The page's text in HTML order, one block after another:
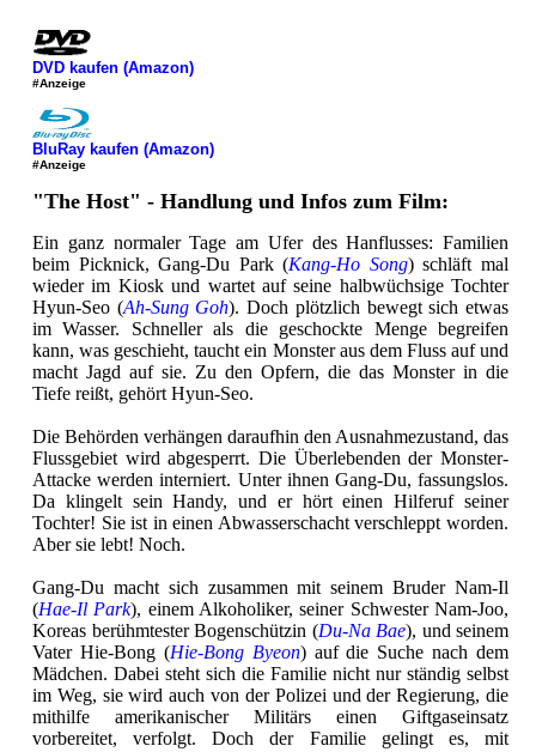
DVD kaufen (Amazon)
#Anzeige
BluRay kaufen (Amazon)
#Anzeige
"The Host" - Handlung und Infos zum Film:
Ein ganz normaler Tage am Ufer des Hanflusses: Familien
beim Picknick, Gang-Du Park (Kang-Ho Song) schläft mal
wieder im Kiosk und wartet auf seine halbwüchsige Tochter
Hyun-Seo (Ah-Sung Goh). Doch plötzlich bewegt sich etwas
im Wasser. Schneller als die geschockte Menge begreifen
kann, was geschieht, taucht ein Monster aus dem Fluss auf und
macht Jagd auf sie. Zu den Opfern, die das Monster in die
Tiefe reißt, gehört Hyun-Seo.
Die Behörden verhängen daraufhin den Ausnahmezustand, das
Flussgebiet wird abgesperrt. Die Überlebenden der Monster-
Attacke werden interniert. Unter ihnen Gang-Du, fassungslos.
Da klingelt sein Handy, und er hört einen Hilferuf seiner
Tochter! Sie ist in einen Abwasserschacht verschleppt worden.
Aber sie lebt! Noch.
Gang-Du macht sich zusammen mit seinem Bruder Nam-Il
(Hae-Il Park), einem Alkoholiker, seiner Schwester Nam-Joo,
Koreas berühmtester Bogenschützin (Du-Na Bae), und seinem
Vater Hie-Bong (Hie-Bong Byeon) auf die Suche nach dem
Mädchen. Dabei steht sich die Familie nicht nur ständig selbst
im Weg, sie wird auch von der Polizei und der Regierung, die
mithilfe amerikanischer Militärs einen Giftgaseinsatz
vorbereitet, verfolgt. Doch der Familie gelingt es, mit